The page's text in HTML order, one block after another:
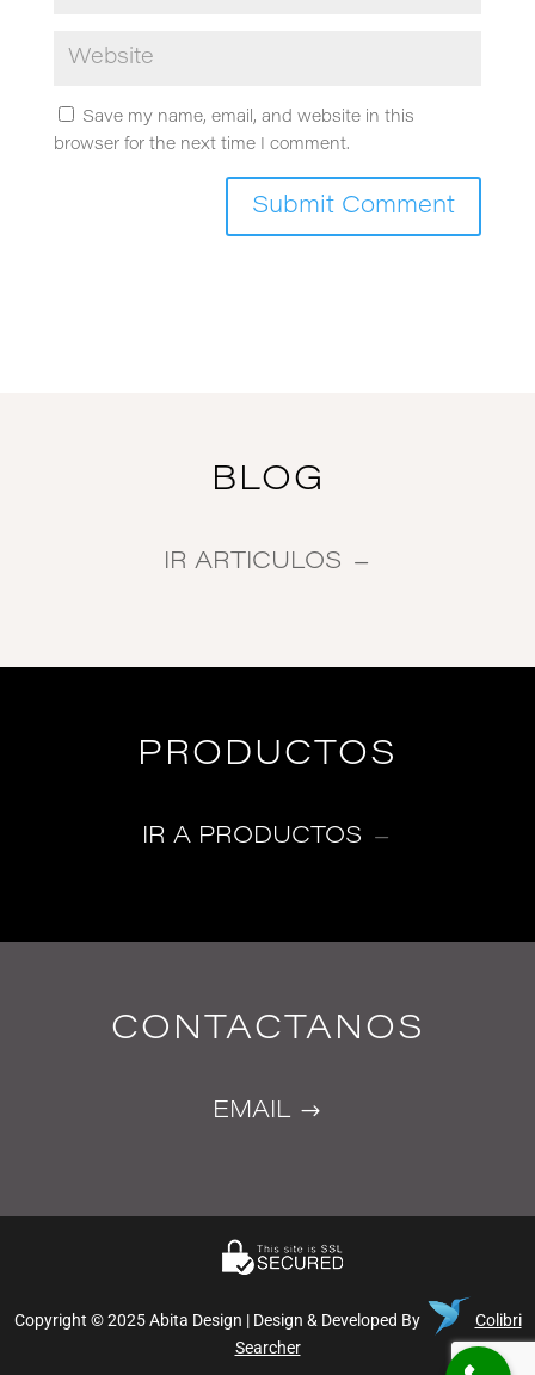
Save my name, email, and website in this
browser for the next time I comment.
BLOG
IR ARTICULOS
PRODUCTOS
IR A PRODUCTOS
CONTACTANOS
EMAIL
Copyright © 2025 Abita Design | Design & Developed By
Colibri
Searcher